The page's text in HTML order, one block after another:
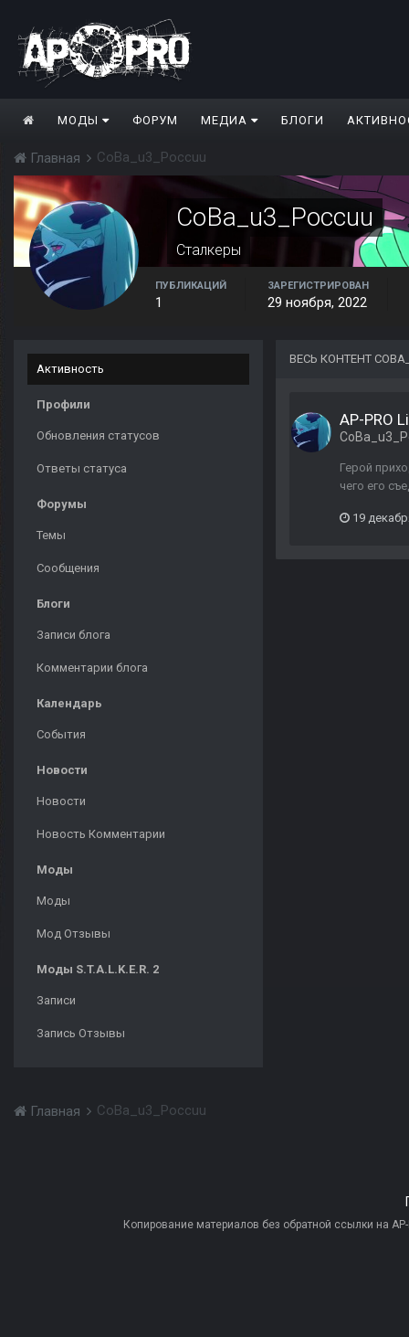
МОДЫ ФОРУМ МЕДИА БЛОГИ
Главная CoBa_u3_Poccuu
CoBa_u3_Poccuu
Сталкеры
ПУБЛИКАЦИЙ
1
ЗАРЕГИСТРИРОВАН
29 ноября, 2022
Активность
Профили
Обновления статусов
Ответы статуса
Форумы
Темы
Сообщения
Блоги
Записи блога
Комментарии блога
Календарь
События
Новости
Новости
Новость Комментарии
Моды
Моды
Мод Отзывы
Моды S.T.A.L.K.E.R. 2
Записи
Запись Отзывы
ВЕСЬ КОНТЕНТ
AP-PRO
Герой
чего его
19
Главная CoBa_u3_Poccuu
Копирование материалов без обратной ссылки на